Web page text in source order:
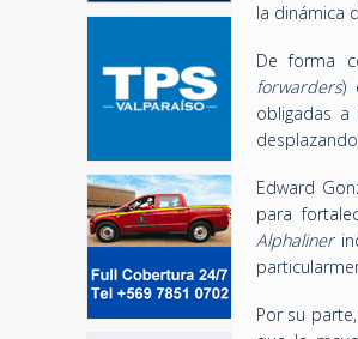
la dinámica
De forma
forwarders)
obligadas
Edward
para
Alphaliner
Por su